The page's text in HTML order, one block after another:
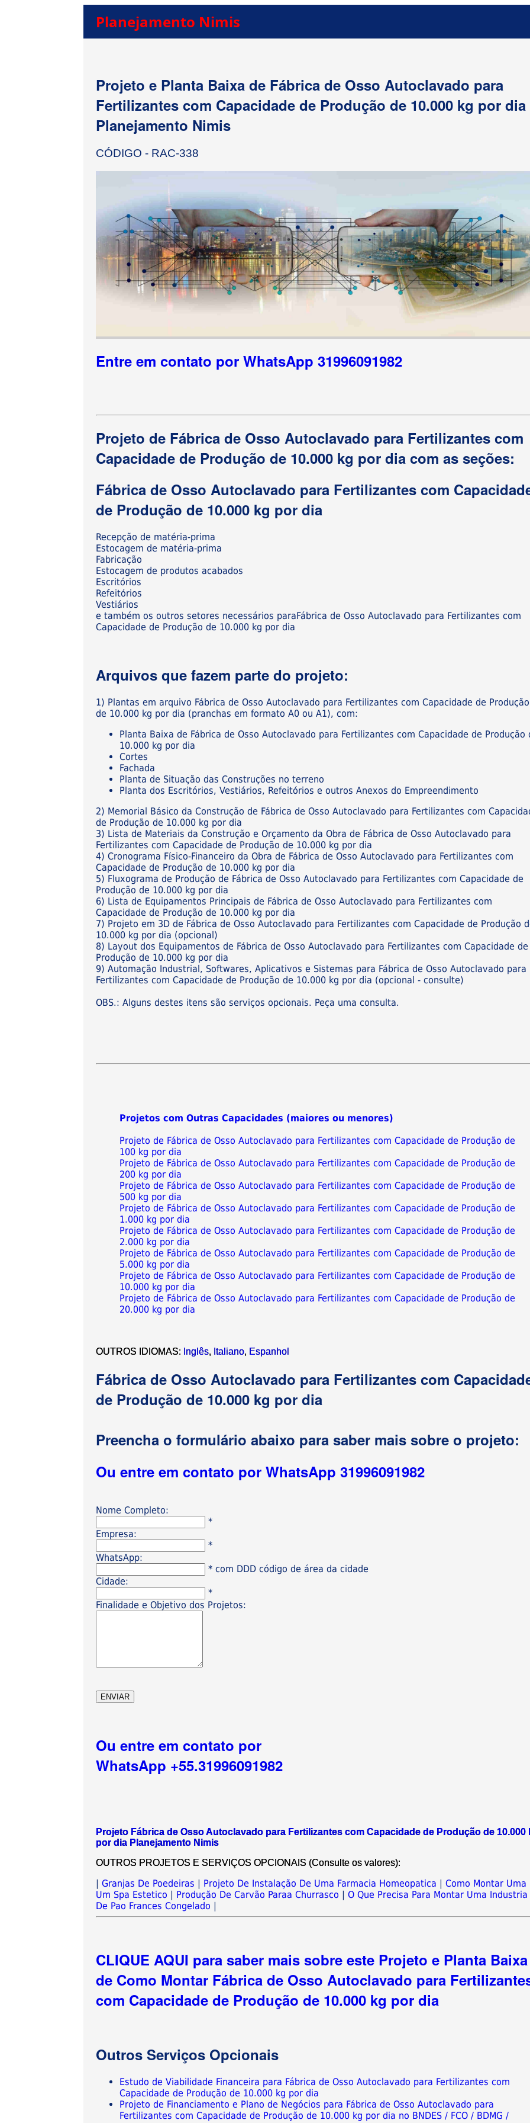
Planejamento Nimis
Projeto e Planta Baixa de Fábrica de Osso Autoclavado para
Fertilizantes com Capacidade de Produção de 10.000 kg por dia
Planejamento Nimis
CÓDIGO - RAC-338
Entre em contato por WhatsApp 31996091982
Projeto de Fábrica de Osso Autoclavado para Fertilizantes com
Capacidade de Produção de 10.000 kg por dia com as seções:
Fábrica de Osso Autoclavado para Fertilizantes com
de Produção de 10.000 kg por dia
Recepção de matéria-prima
Estocagem de matéria-prima
Fabricação
Estocagem de produtos acabados
Escritórios
Refeitórios
Vestiários
e também os outros setores necessários paraFábrica de Osso Autoclavado para Fertilizantes com
Capacidade de Produção de 10.000 kg por dia
Arquivos que fazem parte do projeto:
1) Plantas em arquivo Fábrica de Osso Autoclavado para Fertilizantes com Capacidade de Produção
de 10.000 kg por dia (pranchas em formato A0 ou A1), com:
Planta Baixa de Fábrica de Osso Autoclavado para Fertilizantes com Capacidade de Produção
10.000 kg por dia
Cortes
Fachada
Planta de Situação das Construções no terreno
Planta dos Escritórios, Vestiários, Refeitórios e outros Anexos do Empreendimento
2) Memorial Básico da Construção de Fábrica de Osso Autoclavado para Fertilizantes com
de Produção de 10.000 kg por dia
3) Lista de Materiais da Construção e Orçamento da Obra de Fábrica de Osso Autoclavado para
Fertilizantes com Capacidade de Produção de 10.000 kg por dia
4) Cronograma Físico-Financeiro da Obra de Fábrica de Osso Autoclavado para Fertilizantes com
Capacidade de Produção de 10.000 kg por dia
5) Fluxograma de Produção de Fábrica de Osso Autoclavado para Fertilizantes com Capacidade de
Produção de 10.000 kg por dia
6) Lista de Equipamentos Principais de Fábrica de Osso Autoclavado para Fertilizantes com
Capacidade de Produção de 10.000 kg por dia
7) Projeto em 3D de Fábrica de Osso Autoclavado para Fertilizantes com Capacidade de Produção
10.000 kg por dia (opcional)
8) Layout dos Equipamentos de Fábrica de Osso Autoclavado para Fertilizantes com Capacidade de
Produção de 10.000 kg por dia
9) Automação Industrial, Softwares, Aplicativos e Sistemas para Fábrica de Osso Autoclavado para
Fertilizantes com Capacidade de Produção de 10.000 kg por dia (opcional - consulte)
OBS.: Alguns destes itens são serviços opcionais. Peça uma consulta.
Projetos com Outras Capacidades (maiores ou menores)
Projeto de Fábrica de Osso Autoclavado para Fertilizantes com Capacidade de Produção de
100 kg por dia
Projeto de Fábrica de Osso Autoclavado para Fertilizantes com Capacidade de Produção de
200 kg por dia
Projeto de Fábrica de Osso Autoclavado para Fertilizantes com Capacidade de Produção de
500 kg por dia
Projeto de Fábrica de Osso Autoclavado para Fertilizantes com Capacidade de Produção de
1.000 kg por dia
Projeto de Fábrica de Osso Autoclavado para Fertilizantes com Capacidade de Produção de
2.000 kg por dia
Projeto de Fábrica de Osso Autoclavado para Fertilizantes com Capacidade de Produção de
5.000 kg por dia
Projeto de Fábrica de Osso Autoclavado para Fertilizantes com Capacidade de Produção de
10.000 kg por dia
Projeto de Fábrica de Osso Autoclavado para Fertilizantes com Capacidade de Produção de
20.000 kg por dia
OUTROS IDIOMAS: Inglês, Italiano, Espanhol
Fábrica de Osso Autoclavado para Fertilizantes com
de Produção de 10.000 kg por dia
Preencha o formulário abaixo para saber mais sobre o projeto:
Ou entre em contato por WhatsApp 31996091982
Nome Completo:
*
Empresa:
*
WhatsApp:
* com DDD código de área da cidade
Cidade:
*
Finalidade e Objetivo dos Projetos:
Ou entre em contato por
WhatsApp +55.31996091982
Projeto Fábrica de Osso Autoclavado para Fertilizantes com Capacidade de Produção de 10.000
por dia Planejamento Nimis
OUTROS PROJETOS E SERVIÇOS OPCIONAIS (Consulte os valores):
|Granjas De Poedeiras Projeto De Instalação De Uma Farmacia Homeopatica |Como Montar Uma
Um Spa Estetico
Produção De Carvão Paraa Churrasco |O Que Precisa Para Montar Uma Industria
De Pao Frances Congelado
CLIQUE AQUI para saber mais sobre este Projeto e Planta Baixa
de Como Montar Fábrica de Osso Autoclavado para
com Capacidade de Produção de 10.000 kg por dia
Outros Serviços Opcionais
Estudo de Viabilidade Financeira para Fábrica de Osso Autoclavado para Fertilizantes com
Capacidade de Produção de 10.000 kg por dia
Projeto de Financiamento e Plano de Negócios para Fábrica de Osso Autoclavado para
Fertilizantes com Capacidade de Produção de 10.000 kg por dia no BNDES / FCO / BDMG /